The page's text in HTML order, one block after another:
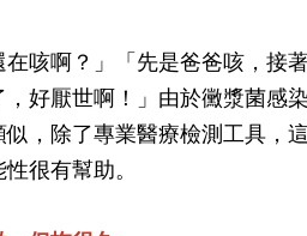
在咳啊？」「先是爸爸咳，接
好厭世啊！」由於黴漿菌感
似，除了專業醫療檢測工具，
很有幫助。